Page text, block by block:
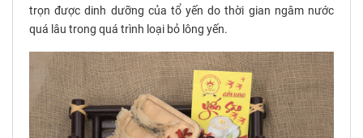
trọn được dinh dưỡng của tổ yến do thời gian ngâm nước
quá lâu trong quá trình loại bỏ lông yến.